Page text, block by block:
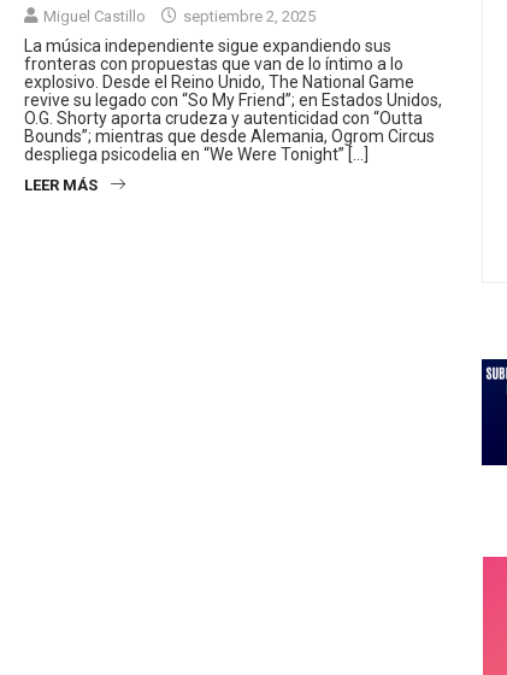
Miguel Castillo septiembre 2, 2025
La música independiente sigue expandiendo sus
fronteras con propuestas que van de lo íntimo a lo
explosivo. Desde el Reino Unido, The National Game
revive su legado con “So My Friend”; en Estados Unidos,
O.G. Shorty aporta crudeza y autenticidad con “Outta
Bounds”; mientras que desde Alemania, Ogrom Circus
despliega psicodelia en “We Were Tonight” […]
LEER MÁS